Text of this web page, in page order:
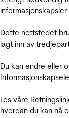
Dette nettstedet
lagt inn av
Du kan endre eller
Les våre
hvordan du kan nå